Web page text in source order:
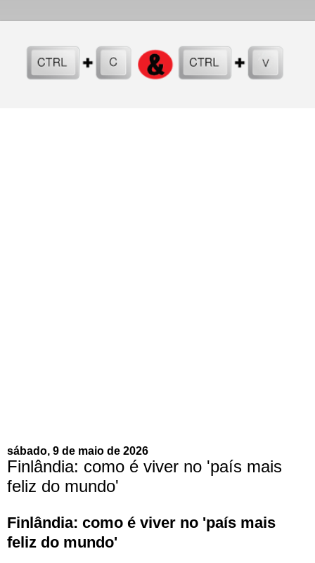
sábado, 9 de maio de 2026
Finlândia: como é viver no 'país mais
feliz do mundo'
Finlândia: como é viver no 'país mais
feliz do mundo'